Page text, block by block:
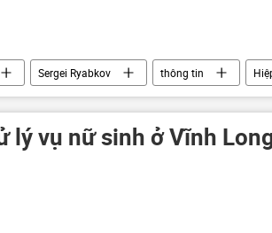
Sergei Ryabkov thông tin
Âu Hoa Kỳ Oreshnik
lý vụ nữ sinh ở Vĩnh